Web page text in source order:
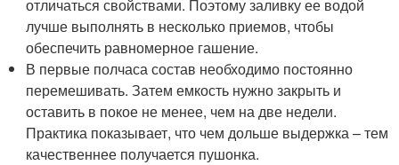
отличаться свойствами. Поэтому заливку ее водой
лучше выполнять в несколько приемов, чтобы
обеспечить равномерное гашение.
В первые полчаса состав необходимо постоянно
перемешивать. Затем емкость нужно закрыть и
оставить в покое не менее, чем на две недели.
Практика показывает, что чем дольше выдержка – тем
качественнее получается пушонка.